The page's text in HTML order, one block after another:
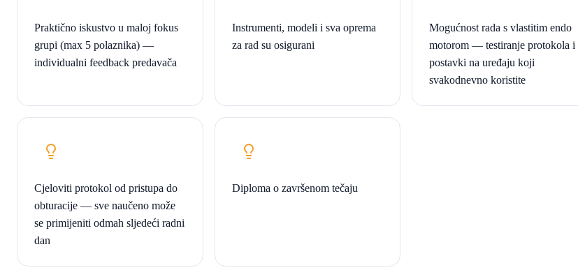
Praktično iskustvo u maloj fokus
grupi (max 5 polaznika) —
individualni feedback predavača
Instrumenti, modeli i sva oprema
za rad su osigurani
Mogućnost rada s vlastitim endo
motorom — testiranje protokola i
postavki na uređaju koji
svakodnevno koristite
Cjeloviti protokol od pristupa do
obturacije — sve naučeno može
se primijeniti odmah sljedeći radni
dan
Diploma o završenom tečaju